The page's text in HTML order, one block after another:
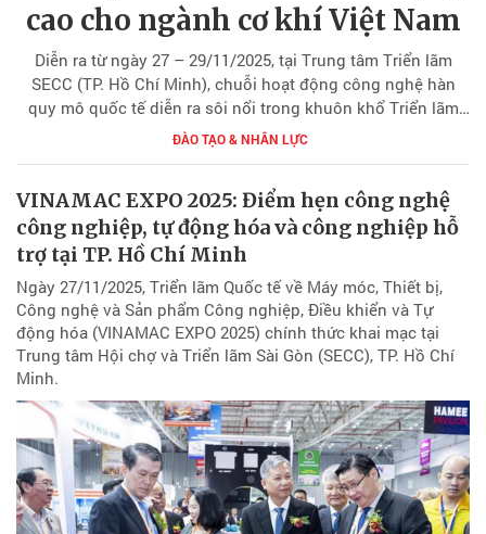
cao cho ngành cơ khí Việt Nam
Diễn ra từ ngày 27 – 29/11/2025, tại Trung tâm Triển lãm
SECC (TP. Hồ Chí Minh), chuỗi hoạt động công nghệ hàn
quy mô quốc tế diễn ra sôi nổi trong khuôn khổ Triển lãm
quốc tế công nghệ hàn cắt, luyện kim, ống thép – gang thép
và gia công kim loại (METAL & WELD – ISME 2025). Sự kiện
chuyên gia và các cơ sở đào tạo ngành cơ khí.
ĐÀO TẠO & NHÂN LỰC
VINAMAC EXPO 2025: Điểm hẹn công nghệ
công nghiệp, tự động hóa và công nghiệp hỗ
trợ tại TP. Hồ Chí Minh
Ngày 27/11/2025, Triển lãm Quốc tế về Máy móc, Thiết bị,
Công nghệ và Sản phẩm Công nghiệp, Điều khiển và Tự
động hóa (VINAMAC EXPO 2025) chính thức khai mạc tại
Trung tâm Hội chợ và Triển lãm Sài Gòn (SECC), TP. Hồ Chí
Minh.